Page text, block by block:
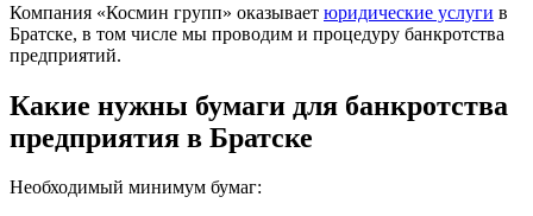
Компания «Космин групп» оказывает юридические услуги в
Братске, в том числе мы проводим и процедуру банкротства
предприятий.
Какие нужны бумаги для банкротства
предприятия в Братске
Необходимый минимум бумаг: